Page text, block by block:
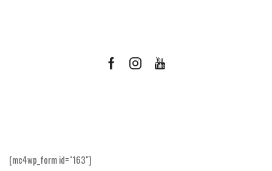
FacebookInstagramYoutube
[mc4wp_form id="163"]